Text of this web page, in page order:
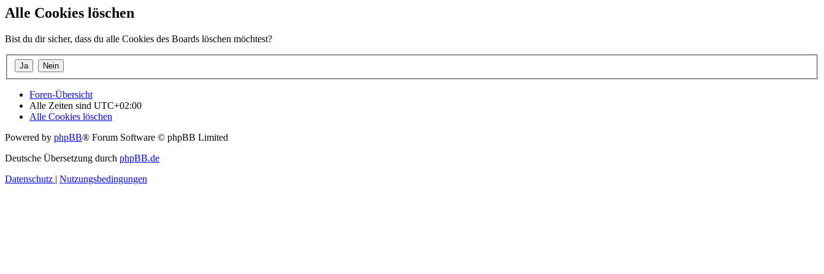
Alle Cookies löschen
Bist du dir sicher, dass du alle Cookies des Boards löschen möchtest?
Foren-Übersicht
Alle Zeiten sind UTC+02:00
Alle Cookies löschen
Powered by phpBB® Forum Software © phpBB Limited
Deutsche Übersetzung durch phpBB.de
Datenschutz | Nutzungsbedingungen